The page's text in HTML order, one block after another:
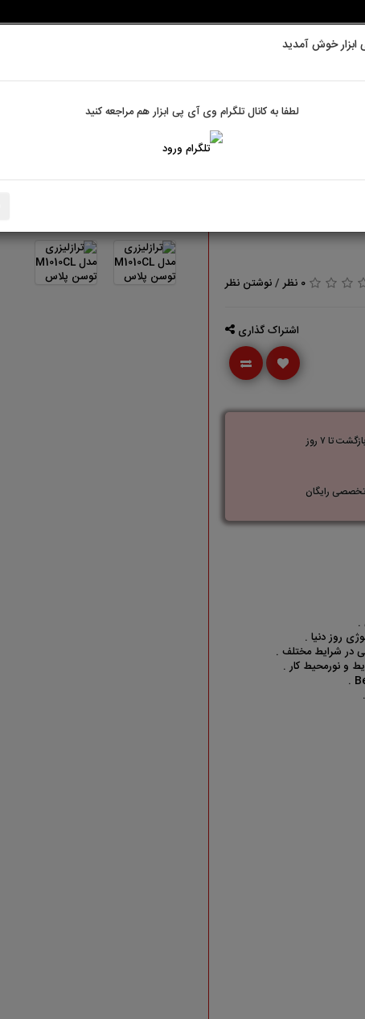
ابزارآلات بنزینی تجهیزات ایمنی لوازم جانبی ابزاراندازه گیری
0 نظر /نوشتن نظر
اشتراک گذاری
تا ۷ روز
رایگان
.
روز دنیا .
در شرایط مختلف .
و نورمحیط کار .
خوش آمدید
لطفا به کانال تلگرام وی آی پی ابزار هم مراجعه کنید